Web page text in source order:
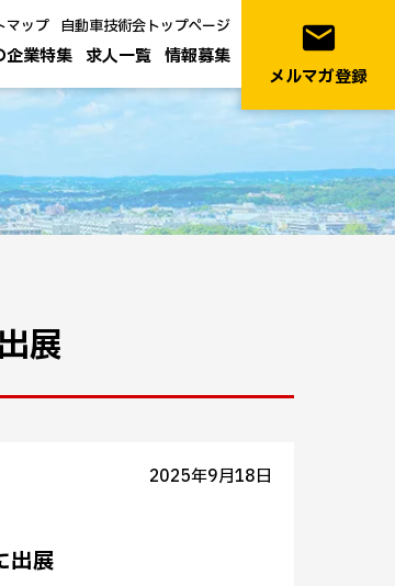
企業特集 求人一覧 情報募集
マップ 自動車技術会トップページ email
メルマガ登録
展
2025年9月18日
出展